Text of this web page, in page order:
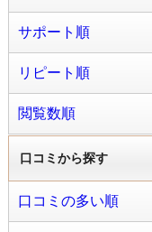
サポート順
リピート順
閲覧数順
口コミから探す
口コミの多い順